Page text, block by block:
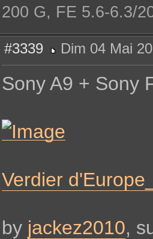
200 G, FE 5.6-6.3/
#3339
e
s
a
Dim 04 Mai
Sony A9 + Sony
Verdier
by jackez2010,